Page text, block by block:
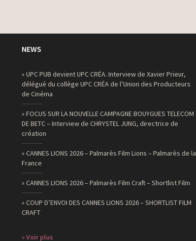
NEWS
» UPC PUB devient UPC CRÉA. Interview de Xavier Prieur,
délégué du collège UPC CRÉA de l’Union des Producteurs
de Cinéma
» FOCUS SUR LA NOUVELLE CAMPAGNE BOUYGUES TELECOM
DE BETC – Interview de CHRYSTEL JUNG, directrice de
création
» CANNES LIONS 2026 – Palmarès Film Lions – Palmarès de la
France
» CANNES LIONS 2026 – Palmarès Film Craft – Shortlist Film
» COUP D’ENVOI DES CANNES LIONS 2026 – SHORTLIST FILM
CRAFT
» Voir plus